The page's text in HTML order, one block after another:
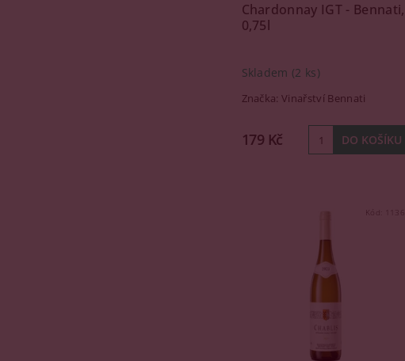
Chardonnay IGT - Bennati,
0,75l
Skladem (2 ks)
Značka:Vinařství Bennati
179 Kč
Kód: